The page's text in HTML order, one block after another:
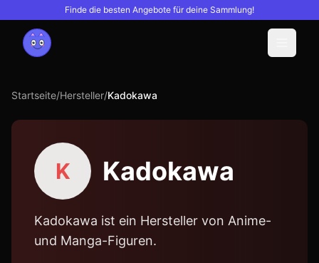
Finde die besten Angebote für deine Sammlung!
Startseite/Hersteller/Kadokawa
K Kadokawa
Kadokawa ist ein Hersteller von Anime-
und Manga-Figuren.